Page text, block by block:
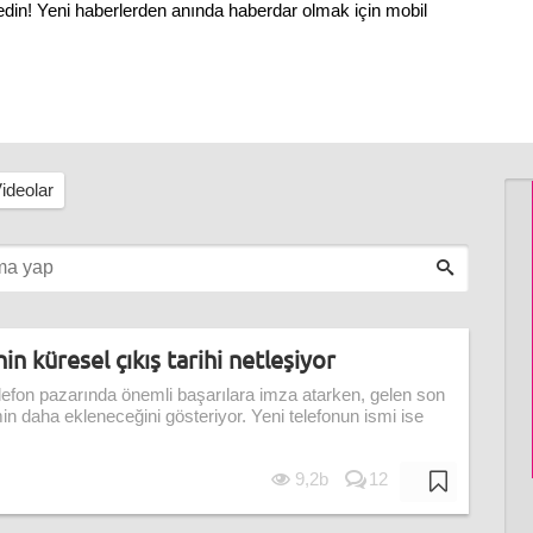
Yeni haberlerden anında haberdar olmak için mobil
küresel çıkış tarihi netleşiyor
pazarında önemli başarılara imza atarken, gelen son
daha ekleneceğini gösteriyor. Yeni telefonun ismi ise
9,2b 12